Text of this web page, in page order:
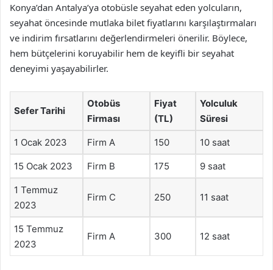
Konya’dan Antalya’ya otobüsle seyahat eden yolcuların,
seyahat öncesinde mutlaka bilet fiyatlarını karşılaştırmaları
ve indirim fırsatlarını değerlendirmeleri önerilir. Böylece,
hem bütçelerini koruyabilir hem de keyifli bir seyahat
deneyimi yaşayabilirler.
Sefer Tarihi
Otobüs
Firması
Fiyat
(TL)
Yolculuk
Süresi
1 Ocak 2023 Firm A 150 10 saat
15 Ocak 2023 Firm B 175 9 saat
1 Temmuz
2023
Firm C 250 11 saat
15 Temmuz
2023
Firm A 300 12 saat